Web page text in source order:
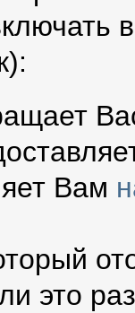
Вам
это